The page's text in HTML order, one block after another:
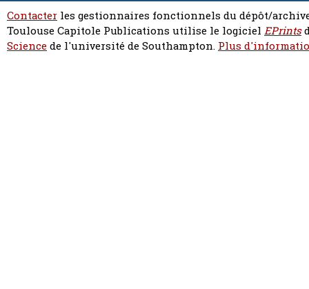
Contacter les gestionnaires fonctionnels du dépôt/
Toulouse Capitole Publications utilise le logiciel EPrints
Sciencede l'université de Southampton. Plus